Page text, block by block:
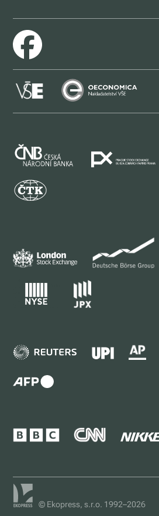
© Ekopress, s.r.o. 1992–2026